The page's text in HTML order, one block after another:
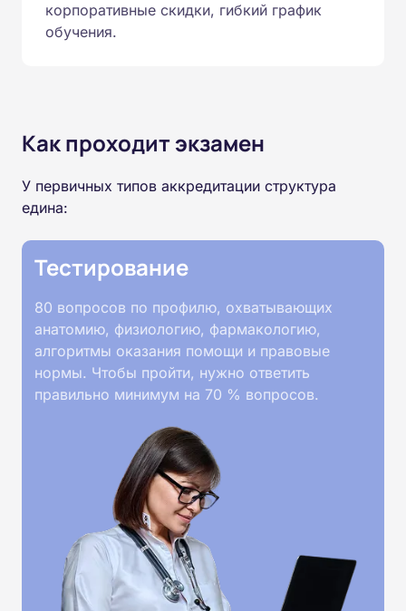
корпоративные скидки, гибкий график
обучения.
Как проходит экзамен
У первичных типов аккредитации структура
едина:
Тестирование
80 вопросов по профилю, охватывающих
анатомию, физиологию, фармакологию,
алгоритмы оказания помощи и правовые
нормы. Чтобы пройти, нужно ответить
правильно минимум на 70 % вопросов.